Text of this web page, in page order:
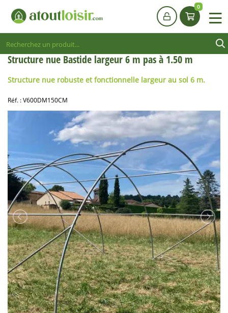
Structure nue Bastide largeur 6 m pas à 1.50 m
Structure nue robuste et fonctionnelle largeur au sol 6 m.
Réf. :V600DM150CM
0